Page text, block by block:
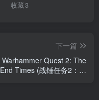
收藏3
下一篇
Warhammer Quest 2: The
End Times (战锤任务2：时